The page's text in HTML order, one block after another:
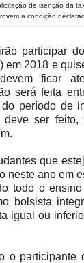
de isenção da
a condição
participar
em 2018 e
ficar
será feita
período de
ser feito,
que
neste ano em
todo o
bolsista
igual ou
o participante